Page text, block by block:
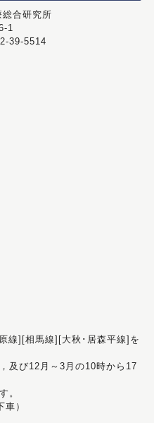
合研究所
1
39-5514
線][相馬線][大秋･居森平線]を
及び12月～3月の10時から17
。
）